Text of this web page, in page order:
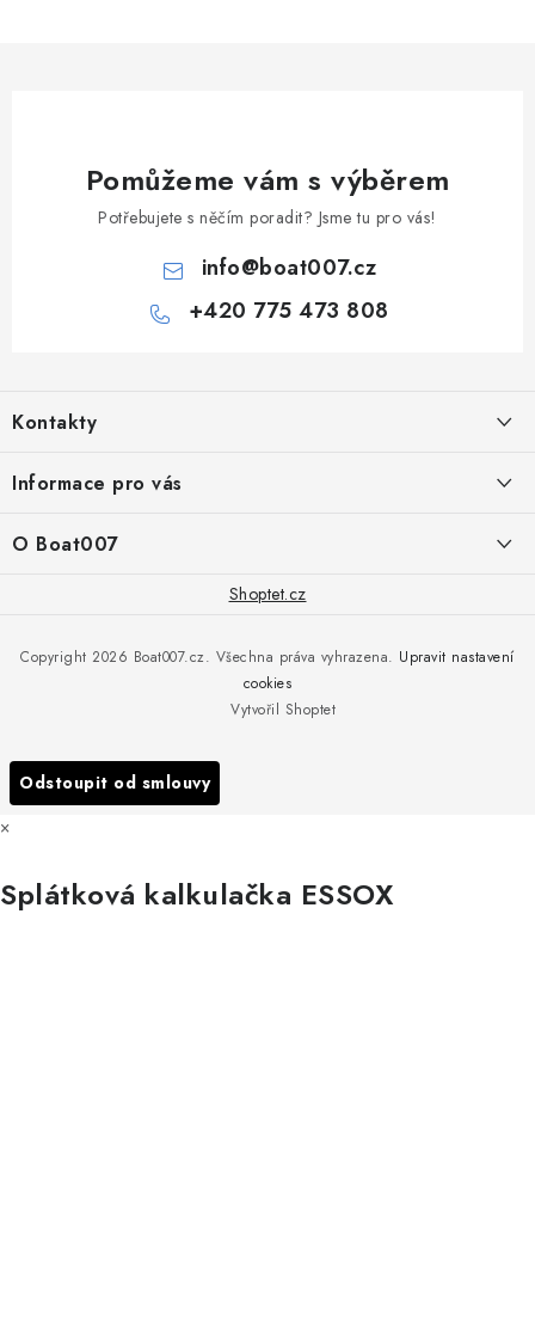
Pomůžeme vám s výběrem
Potřebujete s něčím poradit? Jsme tu pro vás!
info@boat007.cz
+420 775 473 808
p
a
Kontakty
+420 775 473 808
PŘÍJEM/VÝDEJ/SERVIS zakázek
Informace pro vás
Obchodní podmínky
Podmínky ochrany osobních údajů
O Boat007
Všechny značky
Shoptet.cz
Vytvořil Shoptet
Copyright 2026 Boat007.cz. Všechna práva vyhrazena. Upravit nastavení
cookies
Odstoupit od smlouvy
×
Splátková kalkulačka ESSOX